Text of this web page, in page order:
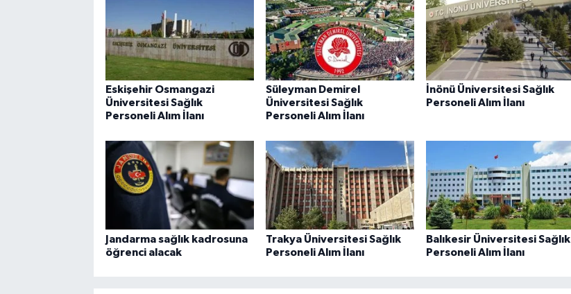
Eskişehir Osmangazi
Üniversitesi Sağlık
Personeli Alım İlanı
Süleyman Demirel
Üniversitesi Sağlık
Personeli Alım İlanı
İnönü Üniversitesi Sağlık
Personeli Alım İlanı
Jandarma sağlık kadrosuna
öğrenci alacak
Trakya Üniversitesi Sağlık
Personeli Alım İlanı
Balıkesir Üniversitesi Sağlık
Personeli Alım İlanı